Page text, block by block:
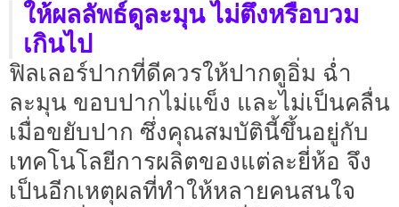
ให้ผลลัพธ์ดูละมุน ไม่ตึงหรือบวม
เกินไป
ฟิลเลอร์ปากที่ดีควรให้ปากดูอิ่ม ฉ่ำ
ละมุน ขอบปากไม่แข็ง และไม่เป็นคลื่น
เมื่อขยับปาก ซึ่งคุณสมบัตินี้ขึ้นอยู่กับ
เทคโนโลยีการผลิตของแต่ละยี่ห้อ จึง
เป็นอีกเหตุผลที่ทำให้หลายคนสนใจ